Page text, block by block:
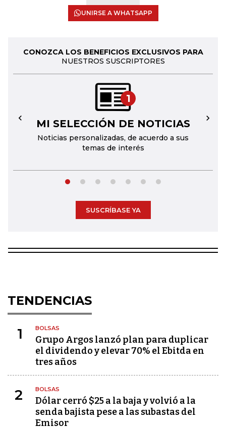
UNIRSE A WHATSAPP
CONOZCA LOS BENEFICIOS EXCLUSIVOS PARA
NUESTROS SUSCRIPTORES
1
MI SELECCIÓN DE NOTICIAS
Noticias personalizadas, de acuerdo a sus
temas de interés
← →
SUSCRÍBASE YA
TENDENCIAS
1 BOLSAS
Grupo Argos lanzó plan para duplicar
el dividendo y elevar 70% el Ebitda en
tres años
2 BOLSAS
Dólar cerró $25 a la baja y volvió a la
senda bajista pese a las subastas del
Emisor